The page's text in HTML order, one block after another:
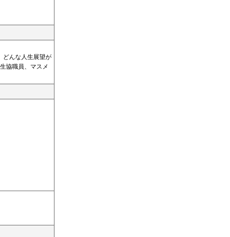
どんな人生展望が
協職員、マスメ